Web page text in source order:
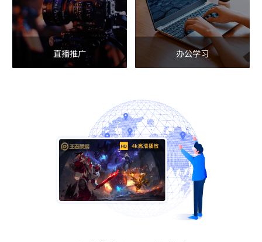
直播推广 办公学习